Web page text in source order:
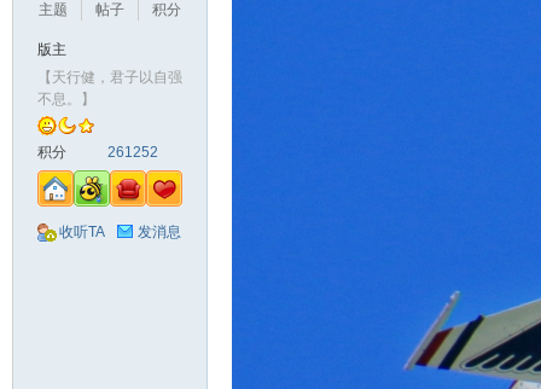
主题
帖子
积分
版主
【天行健，君子以自强
不息。】
积分 261252
收听TA 发消息